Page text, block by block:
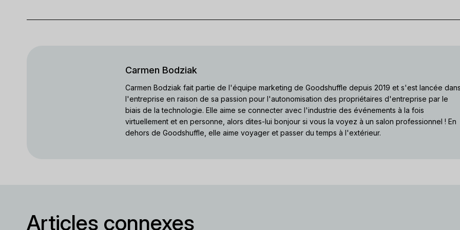
Carmen Bodziak
Carmen Bodziak fait partie de l'équipe marketing de Goodshuffle depuis 2019 et s'est lancée
l'entreprise en raison de sa passion pour l'autonomisation des propriétaires d'entreprise par le
biais de la technologie. Elle aime se connecter avec l'industrie des événements à la fois
virtuellement et en personne, alors dites-lui bonjour si vous la voyez à un salon professionnel ! En
dehors de Goodshuffle, elle aime voyager et passer du temps à l'extérieur.
Articles connexes